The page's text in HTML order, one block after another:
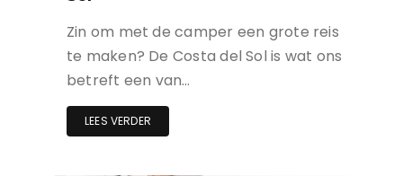
Zin om met de camper een grote reis
te maken? De Costa del Sol is wat ons
betreft een van…
LEES VERDER